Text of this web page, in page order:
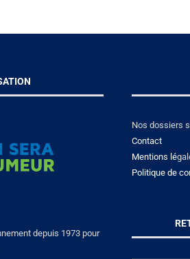
depuis 1973 pour
Nos dossiers
Contact
Mentions lé
Politique de